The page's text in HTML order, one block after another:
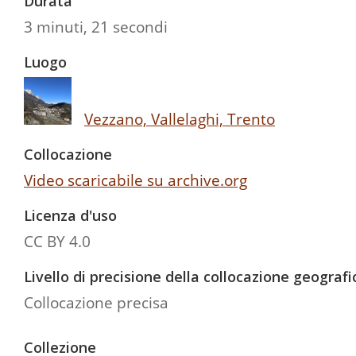
3 minuti, 21 secondi
Luogo
Vezzano, Vallelaghi, Trento
Collocazione
Video scaricabile su archive.org
Licenza d'uso
CC BY 4.0
Livello di precisione della collocazione
Collocazione precisa
Collezione